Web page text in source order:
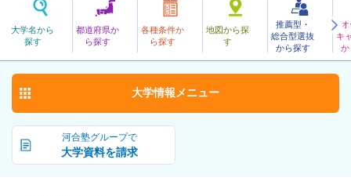
大学名から
探す
都道府県か
ら探す
各種条件か
ら探す
地図から探
す
推薦型・
総合型選抜
から探す
キ
か
公立
かなざわびじゅつこうげい
金沢美術工芸大学 お気に入り
河合塾グループで
大学資料を請求
大学情報 メニュー